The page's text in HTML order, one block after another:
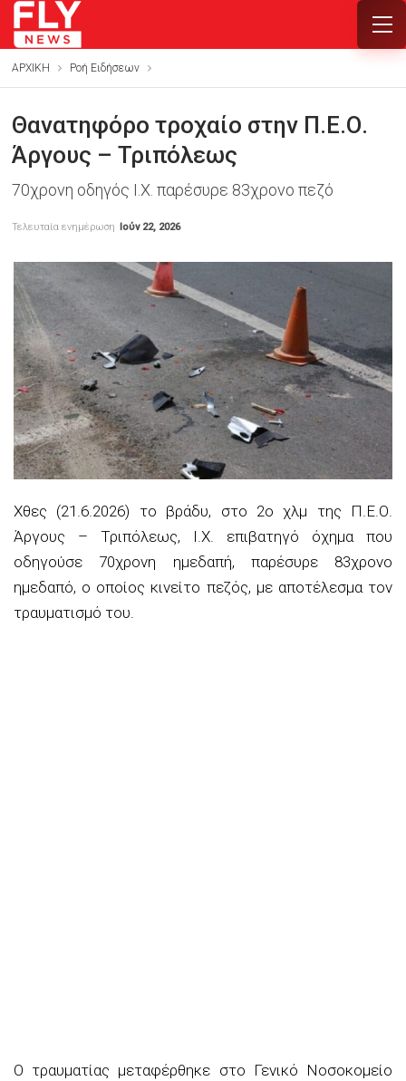
ΑΡΧΙΚΗ Ροή Ειδήσεων
Θανατηφόρο τροχαίο στην Π.Ε.Ο.
Άργους – Τριπόλεως
70χρονη οδηγός Ι.Χ. παρέσυρε 83χρονο πεζό
Τελευταία ενημέρωση Ιούν 22, 2026
Χθες (21.6.2026) το βράδυ, στο 2ο χλμ της Π.Ε.Ο.
Άργους – Τριπόλεως, Ι.Χ. επιβατηγό όχημα που
οδηγούσε 70χρονη ημεδαπή, παρέσυρε 83χρονο
ημεδαπό, ο οποίος κινείτο πεζός, με αποτέλεσμα τον
τραυματισμό του.
Ο τραυματίας μεταφέρθηκε στο Γενικό Νοσοκομείο